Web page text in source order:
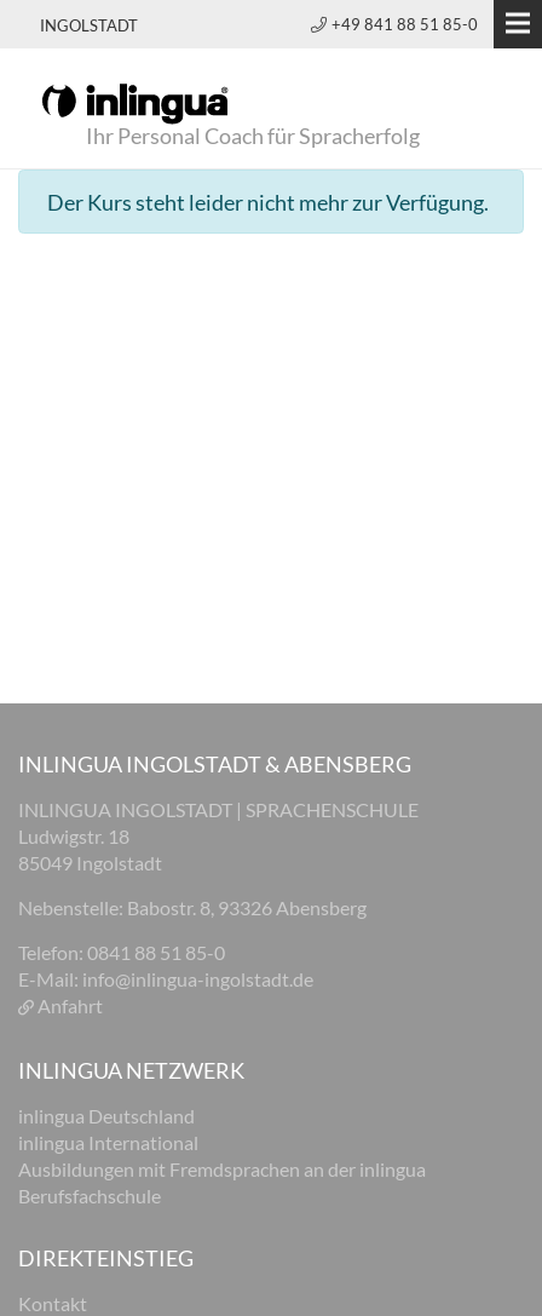
INGOLSTADT +49 841 88 51 85-0
Ihr Personal Coach für Spracherfolg
Der Kurs steht leider nicht mehr zur Verfügung.
INLINGUA INGOLSTADT & ABENSBERG
INLINGUA INGOLSTADT | SPRACHENSCHULE
Ludwigstr. 18
85049 Ingolstadt
Nebenstelle: Babostr. 8, 93326 Abensberg
Telefon: 0841 88 51 85-0
E-Mail: info@inlingua-ingolstadt.de
Anfahrt
INLINGUA NETZWERK
inlingua Deutschland
inlingua International
Ausbildungen mit Fremdsprachen an der inlingua
Berufsfachschule
DIREKTEINSTIEG
Kontakt